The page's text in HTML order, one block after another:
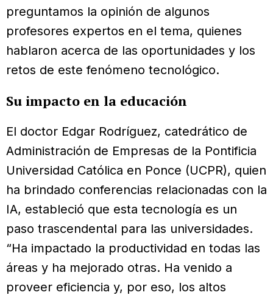
preguntamos la opinión de algunos
profesores expertos en el tema, quienes
hablaron acerca de las oportunidades y los
retos de este fenómeno tecnológico.
Su impacto en la educación
El doctor Edgar Rodríguez, catedrático de
Administración de Empresas de la Pontificia
Universidad Católica en Ponce (UCPR), quien
ha brindado conferencias relacionadas con la
IA, estableció que esta tecnología es un
paso trascendental para las universidades.
“Ha impactado la productividad en todas las
áreas y ha mejorado otras. Ha venido a
proveer eficiencia y, por eso, los altos